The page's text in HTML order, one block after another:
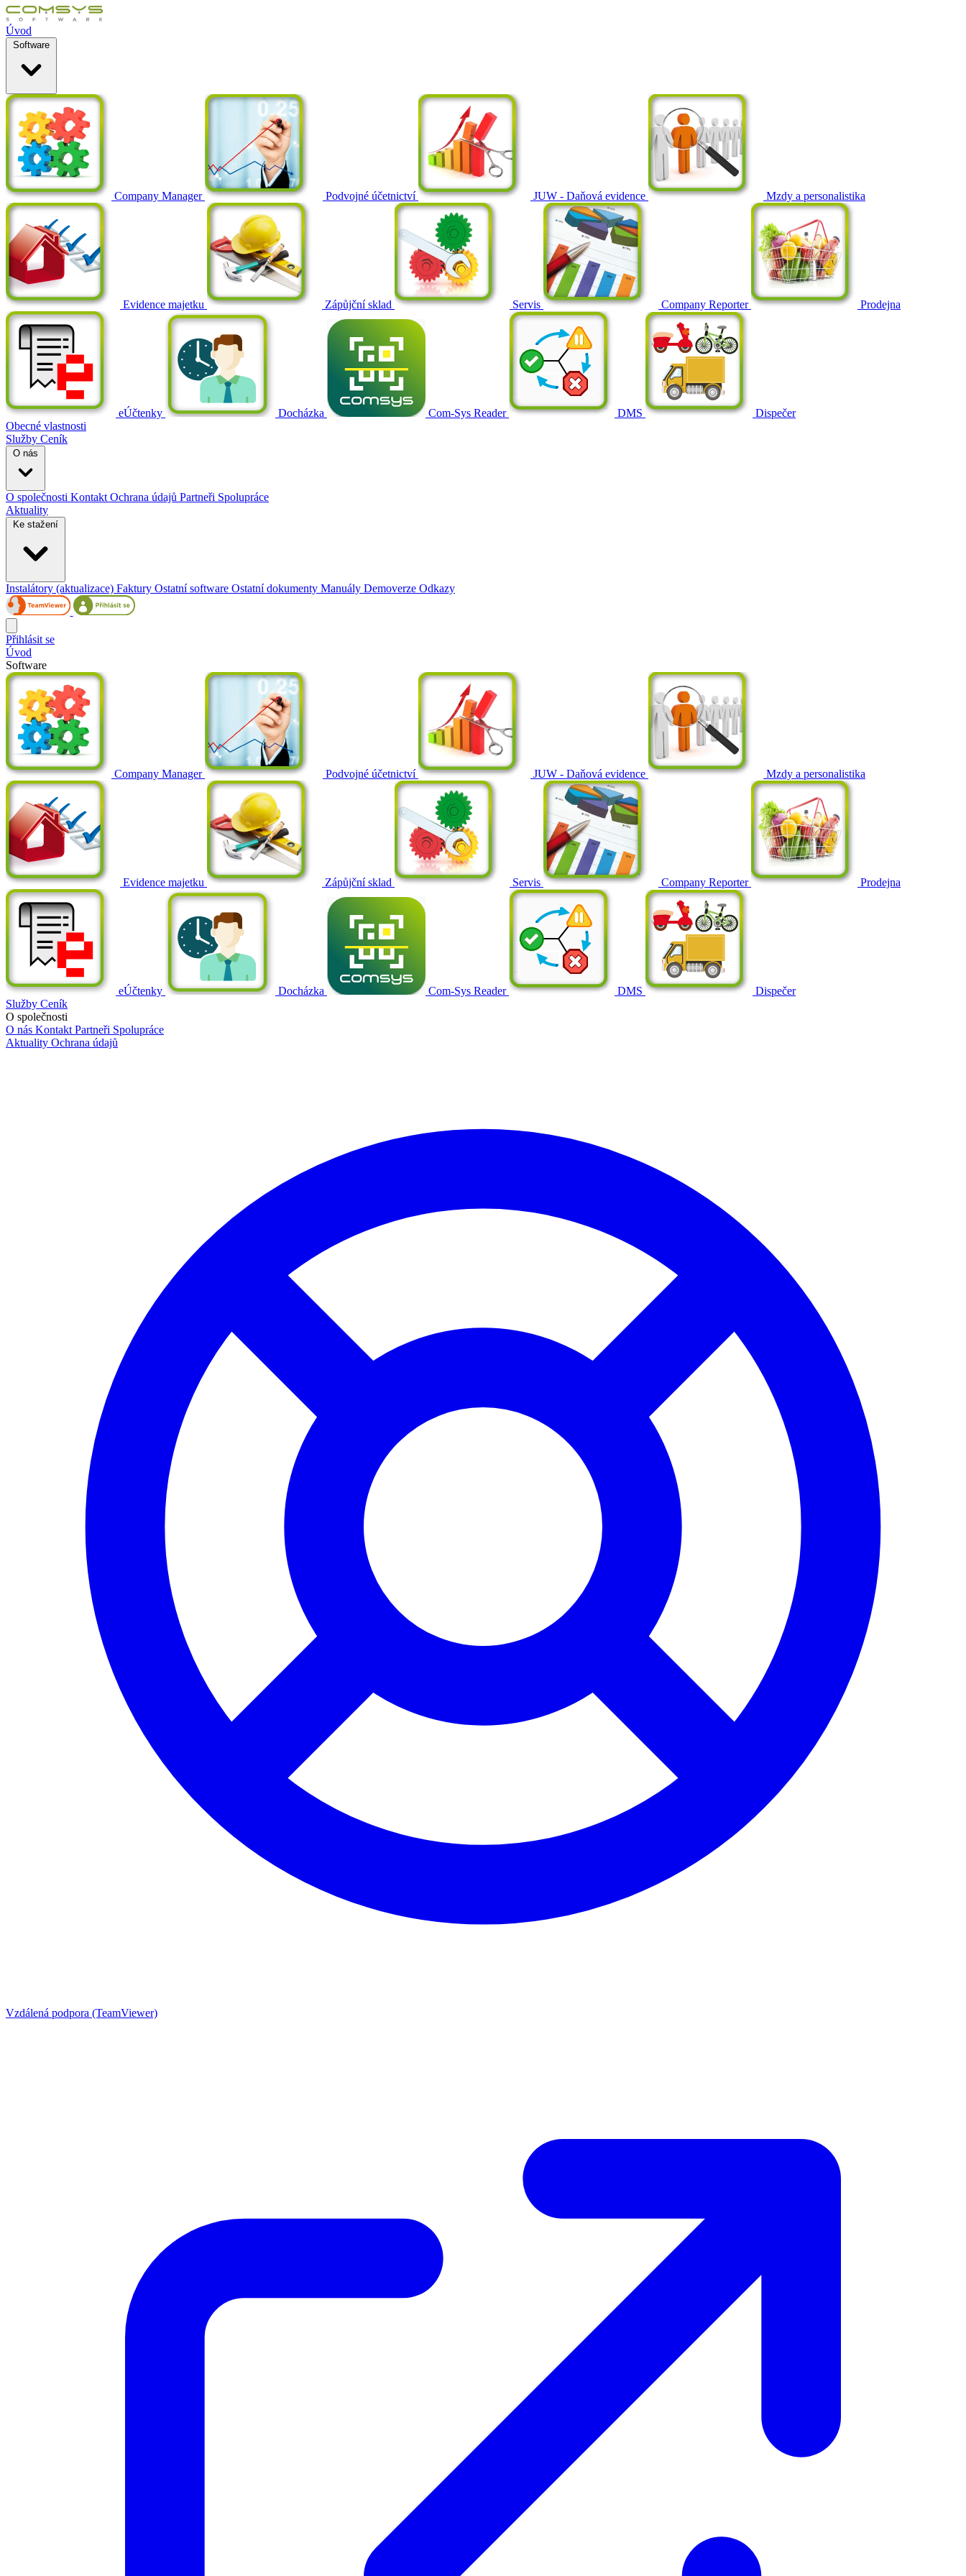
Úvod
Software
Company Manager Podvojné účetnictví JUW - Daňová evidence Mzdy a personalistika
Evidence majetku Zápůjční sklad Servis Company Reporter Prodejna
eÚčtenky Docházka Com-Sys Reader DMS
Dispečer
Obecné vlastnosti
Služby Ceník
O nás
O společnosti Kontakt Ochrana údajů Partneři Spolupráce
Aktuality
Ke stažení
Instalátory (aktualizace) Faktury Ostatní software Ostatní dokumenty Manuály Demoverze Odkazy
Přihlásit se
Úvod
Software
Company Manager Podvojné účetnictví JUW - Daňová evidence Mzdy a personalistika
Evidence majetku Zápůjční sklad Servis Company Reporter Prodejna
eÚčtenky Docházka Com-Sys Reader DMS
Dispečer
Služby Ceník
O společnosti
O nás Kontakt Partneři Spolupráce
Aktuality Ochrana údajů
Vzdálená podpora (TeamViewer)